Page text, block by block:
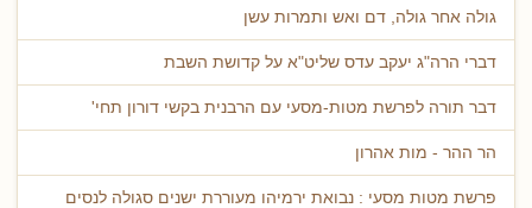
גולה אחר גולה, דם ואש ותמרות עשן
דברי הרה"ג יעקב עדס שליט"א על קדושת השבת
דבר תורה לפרשת מטות-מסעי עם הרבנית בקשי דורון תחי'
הר ההר - מות אהרון
פרשת מטות מסעי : נבואת ירמיהו מעוררת ישנים סגולה לנסים